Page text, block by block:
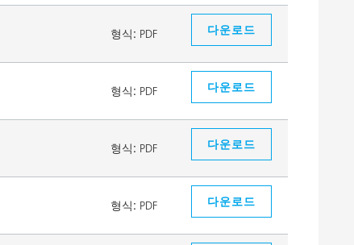
형식: PDF 다운로드
형식: PDF 다운로드
형식: PDF 다운로드
형식: PDF 다운로드